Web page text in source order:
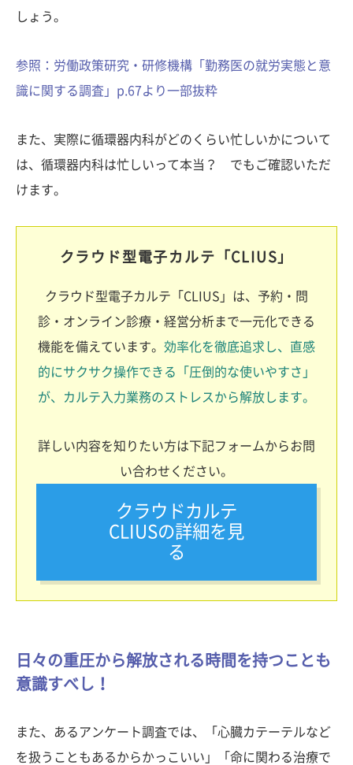
しょう。
参照：労働政策研究・研修機構「勤務医の就労実態と意
識に関する調査」p.67より一部抜粋
また、実際に循環器内科がどのくらい忙しいかについて
は、循環器内科は忙しいって本当？ でもご確認いただ
けます。
クラウド型電子カルテ「CLIUS」
クラウド型電子カルテ「CLIUS」は、予約・問
診・オンライン診療・経営分析まで一元化できる
機能を備えています。 効率化を徹底追求し、直感
的にサクサク操作できる「圧倒的な使いやすさ」
が、カルテ入力業務のストレスから解放します。
詳しい内容を知りたい方は下記フォームからお問
い合わせください。
クラウドカルテ
CLIUSの詳細を見
る
日々の重圧から解放される時間を持つことも
意識すべし！
また、あるアンケート調査では、「心臓カテーテルなど
を扱うこともあるからかっこいい」「命に関わる治療で